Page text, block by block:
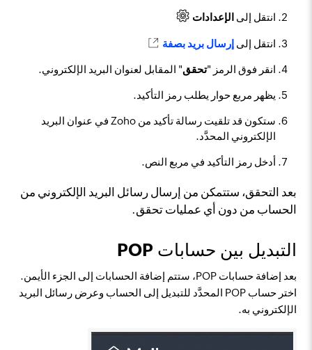
انتقل إلى الإعدادات
انتقل إلى إرسال بريد بصفة
انقر فوق الرمز "تحقق" المقابل لعنوان البريد الإلكتروني.
يظهر مربع حوار يطلب رمز التأكيد.
ستكون قد تلقيت رسالة تأكيد من Zoho في عنوان البريد
الإلكتروني المحدَّد.
أدخل رمز التأكيد في مربع النص.
بعد التحقق، ستتمكن من إرسال رسائل البريد الإلكتروني من
الحساب من دون أي عمليات تحقق.
التبديل بين حسابات POP
بعد إضافة حسابات POP، ستتم إضافة الحسابات إلى الجزء الأيمن.
اختر حساب POP المحدَّد للتبديل إلى الحساب وعرض رسائل البريد
الإلكتروني به.